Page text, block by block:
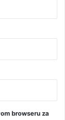
browseru za